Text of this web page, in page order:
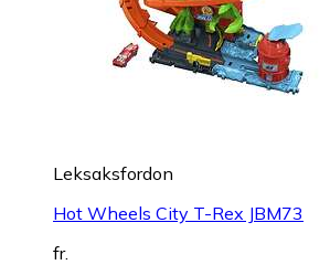
Leksaksfordon
Hot Wheels City T-Rex JBM73
fr.